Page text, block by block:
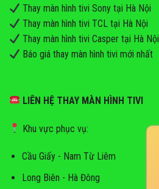
Thay màn hình tivi Sony tại Hà Nội
Thay màn hình tivi TCL tại Hà Nội
Thay màn hình tivi Casper tại Hà Nội
Báo giá thay màn hình tivi mới nhất
LIÊN HỆ THAY MÀN HÌNH TIVI
Khu vực phục vụ:
Cầu Giấy - Nam Từ Liêm
Long Biên - Hà Đông